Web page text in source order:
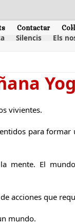
Contactar
Silencis Els
vivientes.
para
mente. El
acciones que
mundo.